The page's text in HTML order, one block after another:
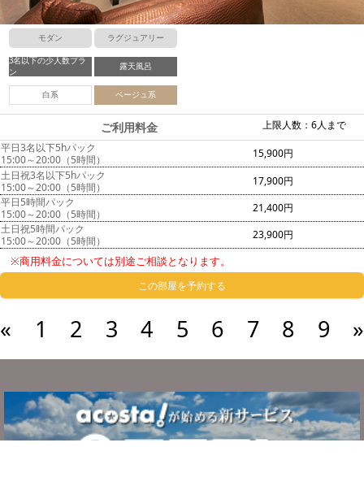
モダン ラグジュアリー
3名以下の少人数プラ
ン
露天風呂
白系 ベージュ系
上限人数：6人まで
ご利用料金
平日3名以下5hパック
15:00～20:00（5時間）
15,900円
土日祝3名以下5hパック
15:00～20:00（5時間）
17,900円
平日5時間パック
15:00～20:00（5時間）
21,400円
土日祝5時間パック
15:00～20:00（5時間）
23,900円
※商用料金については別途ご相談となります。
この部屋を予約する
« 1 2 3 4 5 6 7 8 9 »